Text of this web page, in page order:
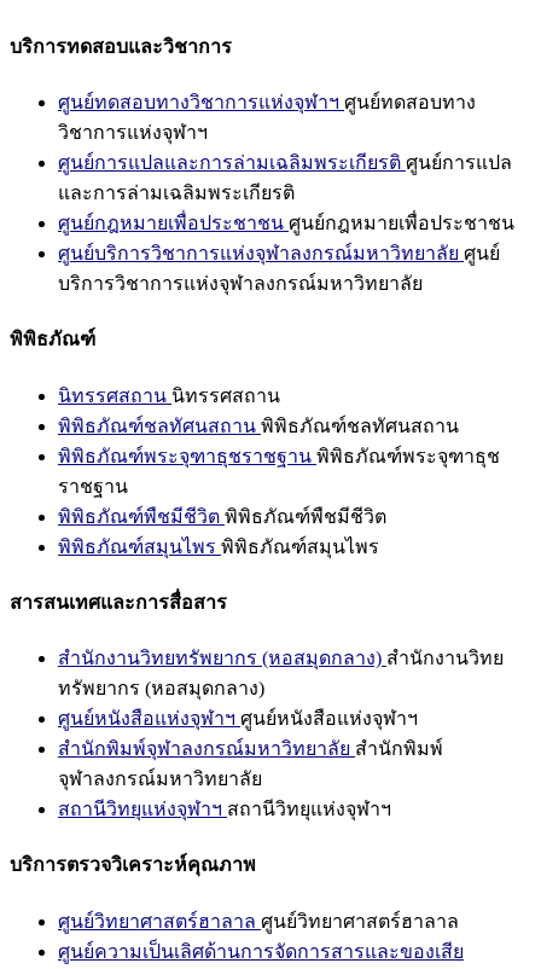
บริการทดสอบและวิชาการ
ศูนย์ทดสอบทางวิชาการแห่งจุฬาฯ ศูนย์ทดสอบทาง
วิชาการแห่งจุฬาฯ
ศูนย์การแปลและการล่ามเฉลิมพระเกียรติ ศูนย์การแปล
และการล่ามเฉลิมพระเกียรติ
ศูนย์กฎหมายเพื่อประชาชน ศูนย์กฎหมายเพื่อประชาชน
ศูนย์บริการวิชาการแห่งจุฬาลงกรณ์มหาวิทยาลัย ศูนย์
บริการวิชาการแห่งจุฬาลงกรณ์มหาวิทยาลัย
พิพิธภัณฑ์
นิทรรศสถาน นิทรรศสถาน
พิพิธภัณฑ์ชลทัศนสถาน พิพิธภัณฑ์ชลทัศนสถาน
พิพิธภัณฑ์พระจุฑาธุชราชฐาน พิพิธภัณฑ์พระจุฑาธุช
ราชฐาน
พิพิธภัณฑ์พืชมีชีวิต พิพิธภัณฑ์พืชมีชีวิต
พิพิธภัณฑ์สมุนไพร พิพิธภัณฑ์สมุนไพร
สารสนเทศและการสื่อสาร
สำนักงานวิทยทรัพยากร (หอสมุดกลาง) สำนักงานวิทย
ทรัพยากร (หอสมุดกลาง)
ศูนย์หนังสือแห่งจุฬาฯ ศูนย์หนังสือแห่งจุฬาฯ
สำนักพิมพ์จุฬาลงกรณ์มหาวิทยาลัย สำนักพิมพ์
จุฬาลงกรณ์มหาวิทยาลัย
สถานีวิทยุแห่งจุฬาฯ สถานีวิทยุแห่งจุฬาฯ
บริการตรวจวิเคราะห์คุณภาพ
ศูนย์วิทยาศาสตร์ฮาลาล ศูนย์วิทยาศาสตร์ฮาลาล
ศูนย์ความเป็นเลิศด้านการจัดการสารและของเสีย